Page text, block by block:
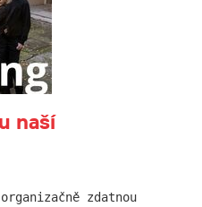
naší
zdatnou